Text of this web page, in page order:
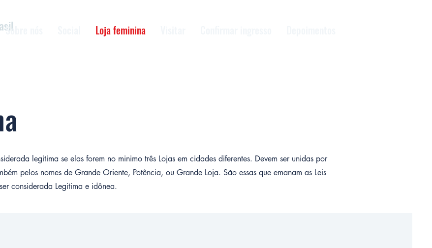
Sobre nós Loja feminina
legitima se elas forem no minimo três Lojas em cidades diferentes. Devem ser unidas por
pelos nomes de Grande Oriente, Potência, ou Grande Loja. São essas que emanam as Leis
considerada Legitima e idônea.